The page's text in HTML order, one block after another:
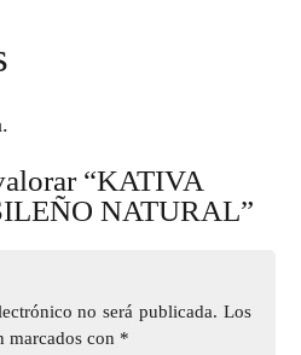
“KATIVA
NATURAL”
no será publicada. Los
marcados con *